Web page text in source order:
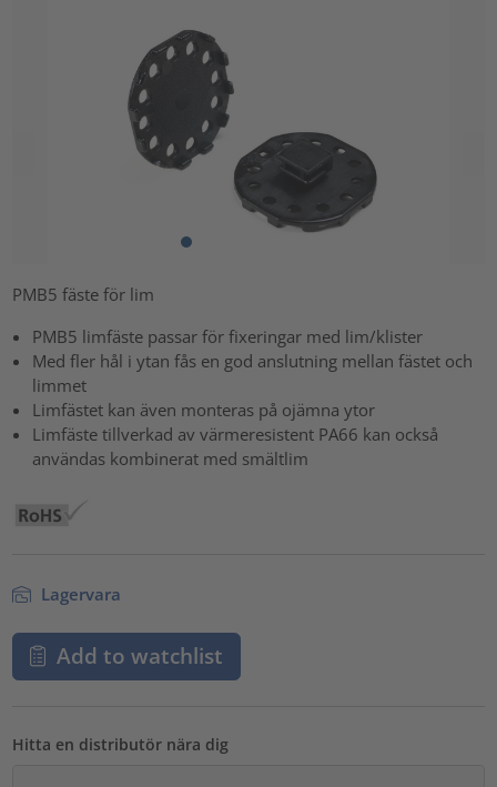
PMB5 fäste för lim
PMB5 limfäste passar för fixeringar med lim/klister
Med fler hål i ytan fås en god anslutning mellan fästet och
limmet
Limfästet kan även monteras på ojämna ytor
Limfäste tillverkad av värmeresistent PA66 kan också
användas kombinerat med smältlim
Lagervara
Add to watchlist
Hitta en distributör nära dig